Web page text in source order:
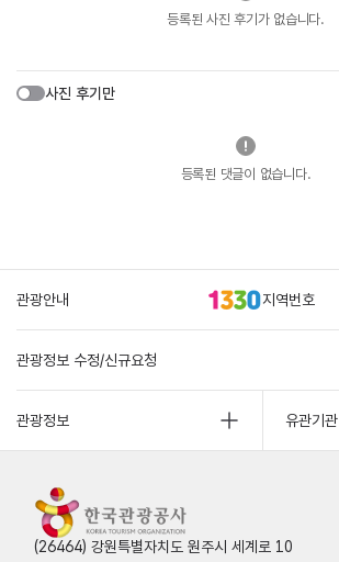
등록된 사진 후기가 없습니다.
사진 후기만
등록된 댓글이 없습니다.
관광안내 지역번호
관광정보 수정/신규요청
관광정보 유관기관
(26464) 강원특별자치도 원주시 세계로 10